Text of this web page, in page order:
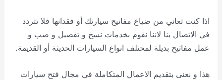
اذا كنت تعاني من ضياع مفاتيح سيارتك أو فقدانها فلا تتردد
في الاتصال بنا لاننا نقوم بخدمات نسخ و تفصيل و صب و
عمل مفاتيح بديلة لمختلف انواع السيارات الحديثة أو القديمة.
هذا و نعنى بتقديم الاعمال المتكاملة في مجال فتح سيارات